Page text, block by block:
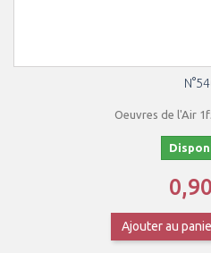
Oeuvres de l'Air
Ajouter au